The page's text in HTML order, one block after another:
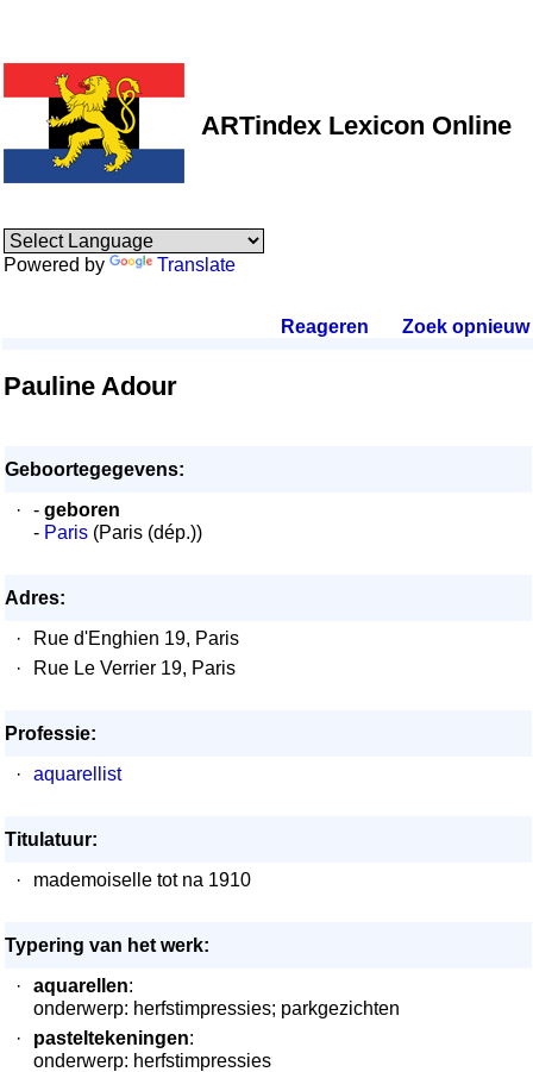
ARTindex Lexicon Online
Powered by Translate
Reageren Zoek opnieuw.
Pauline Adour
Geboortegegevens:
·
- geboren
- Paris (Paris (dép.))
Adres:
·
Rue d'Enghien 19, Paris
·
Rue Le Verrier 19, Paris
Professie:
·
aquarellist
Titulatuur:
·
mademoiselle tot na 1910
Typering van het werk:
·
aquarellen:
onderwerp: herfstimpressies; parkgezichten
·
pasteltekeningen:
onderwerp: herfstimpressies